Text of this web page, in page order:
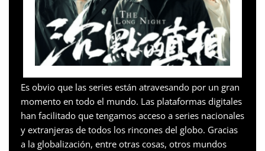
Es obvio que las series están atravesando por un gran
momento en todo el mundo. Las plataformas digitales
han facilitado que tengamos acceso a series nacionales
y extranjeras de todos los rincones del globo. Gracias
a la globalización, entre otras cosas, otros mundos